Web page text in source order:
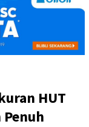
HUT
Penuh